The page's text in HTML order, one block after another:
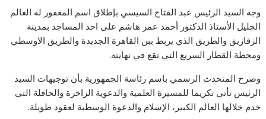
وجه السيد الرئيس عبد الفتاح السيسي بإطلاق اسم المغفور له العالم
الجليل الأستاذ الدكتور أحمد عمر هاشم على احد المساجد بمدينة
الزقازيق والطريق الذي يربط ببن القاهرة الجديدة والطريق الاوسطي
ومحطة القطار السريع التي تقع في نهايته.
وصرح المتحدث الرسمي باسم رئاسة الجمهورية بأن توجيهات السيد
الرئيس تأتي تكريما للمسيرة العلمية والدعوية الزاخرة والحافلة التي
خدم خلالها العالم الكبير، الإسلام والدعوة الوسطية لعقود طويلة.